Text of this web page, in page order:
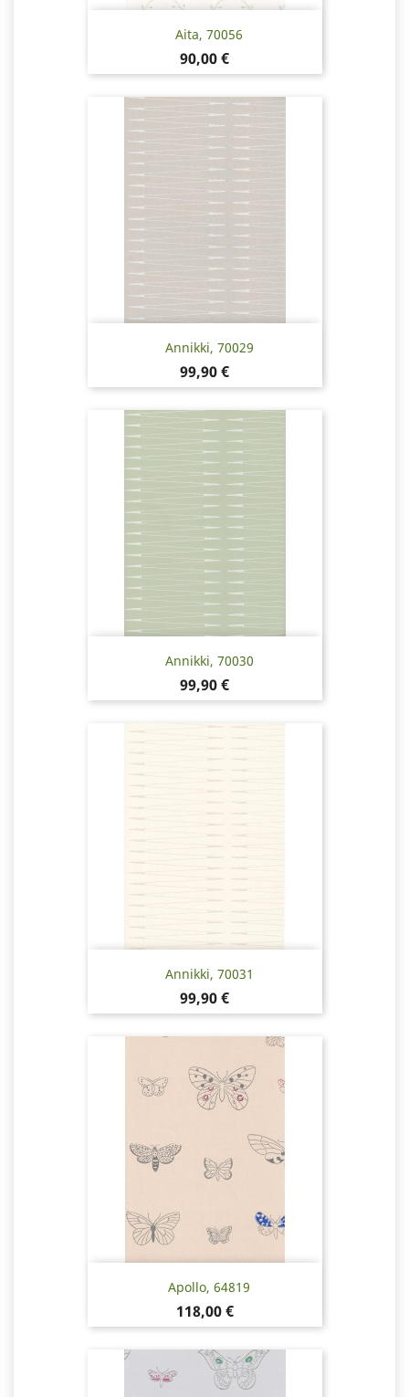
Aita, 70056
Hinta
90,00 €
Annikki, 70029
Hinta
99,90 €
Annikki, 70030
Hinta
99,90 €
Annikki, 70031
Hinta
99,90 €
Apollo, 64819
Hinta
118,00 €